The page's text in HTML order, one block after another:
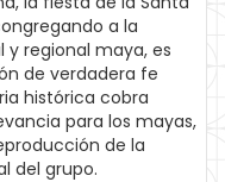
a la
regional maya, es
de verdadera fe
histórica cobra
para los mayas,
de la
del grupo.